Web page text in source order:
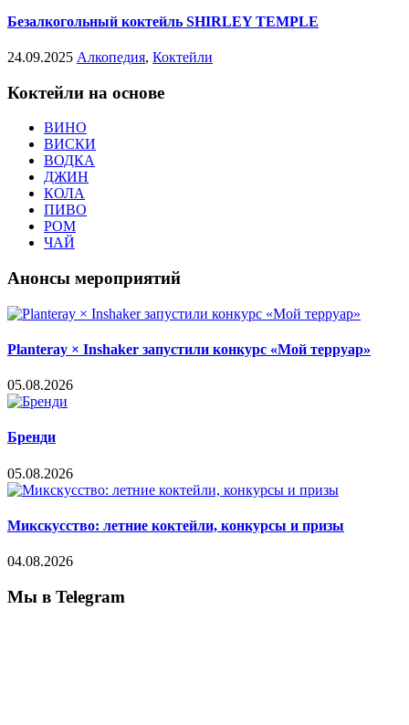
Безалкогольный коктейль SHIRLEY TEMPLE
24.09.2025 Алкопедия, Коктейли
Коктейли на основе
ВИНО
ВИСКИ
ВОДКА
ДЖИН
КОЛА
ПИВО
РОМ
ЧАЙ
Анонсы мероприятий
Planteray × Inshaker запустили конкурс «Мой терруар»
05.08.2026
Бренди
05.08.2026
Микскусство: летние коктейли, конкурсы и призы
04.08.2026
Мы в Telegram